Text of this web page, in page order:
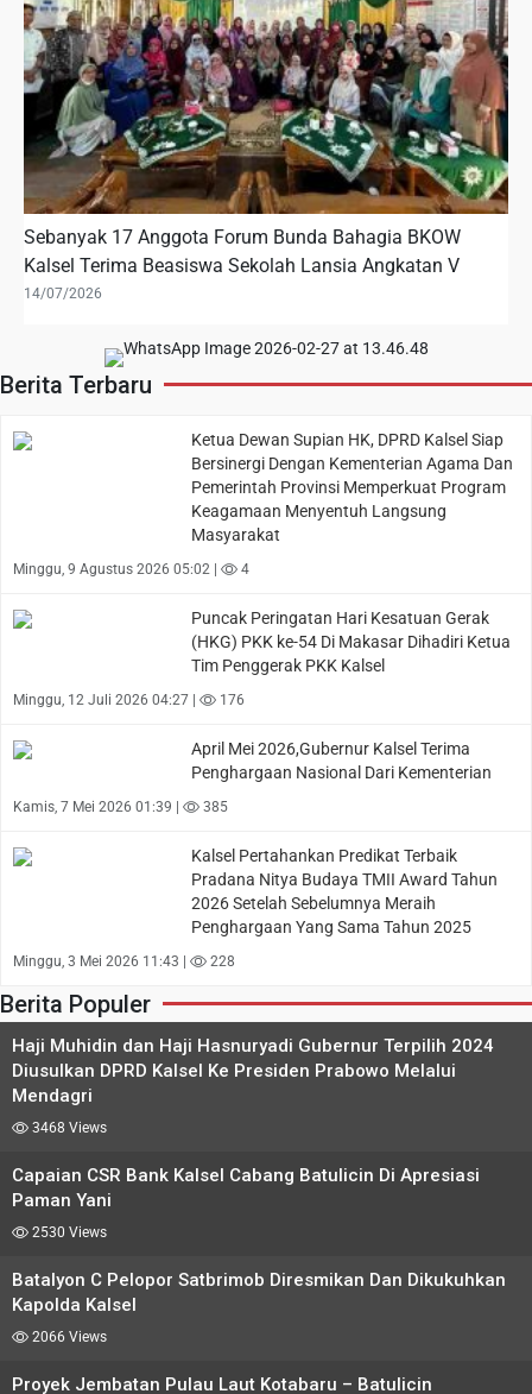
Sebanyak 17 Anggota Forum Bunda Bahagia BKOW
Kalsel Terima Beasiswa Sekolah Lansia Angkatan V
14/07/2026
Berita Terbaru
Ketua Dewan Supian HK, DPRD Kalsel Siap
Bersinergi Dengan Kementerian Agama Dan
Pemerintah Provinsi Memperkuat Program
Keagamaan Menyentuh Langsung
Masyarakat
Minggu, 9 Agustus 2026 05:02 | 4
Puncak Peringatan Hari Kesatuan Gerak
(HKG) PKK ke-54 Di Makasar Dihadiri Ketua
Tim Penggerak PKK Kalsel
Minggu, 12 Juli 2026 04:27 | 176
April Mei 2026,Gubernur Kalsel Terima
Penghargaan Nasional Dari Kementerian
Kamis, 7 Mei 2026 01:39 | 385
Kalsel Pertahankan Predikat Terbaik
Pradana Nitya Budaya TMII Award Tahun
2026 Setelah Sebelumnya Meraih
Penghargaan Yang Sama Tahun 2025
Minggu, 3 Mei 2026 11:43 | 228
Berita Populer
Haji Muhidin dan Haji Hasnuryadi Gubernur Terpilih 2024
Diusulkan DPRD Kalsel Ke Presiden Prabowo Melalui
Mendagri
3468 Views
Capaian CSR Bank Kalsel Cabang Batulicin Di Apresiasi
Paman Yani
2530 Views
Batalyon C Pelopor Satbrimob Diresmikan Dan Dikukuhkan
Kapolda Kalsel
2066 Views
Proyek Jembatan Pulau Laut Kotabaru – Batulicin